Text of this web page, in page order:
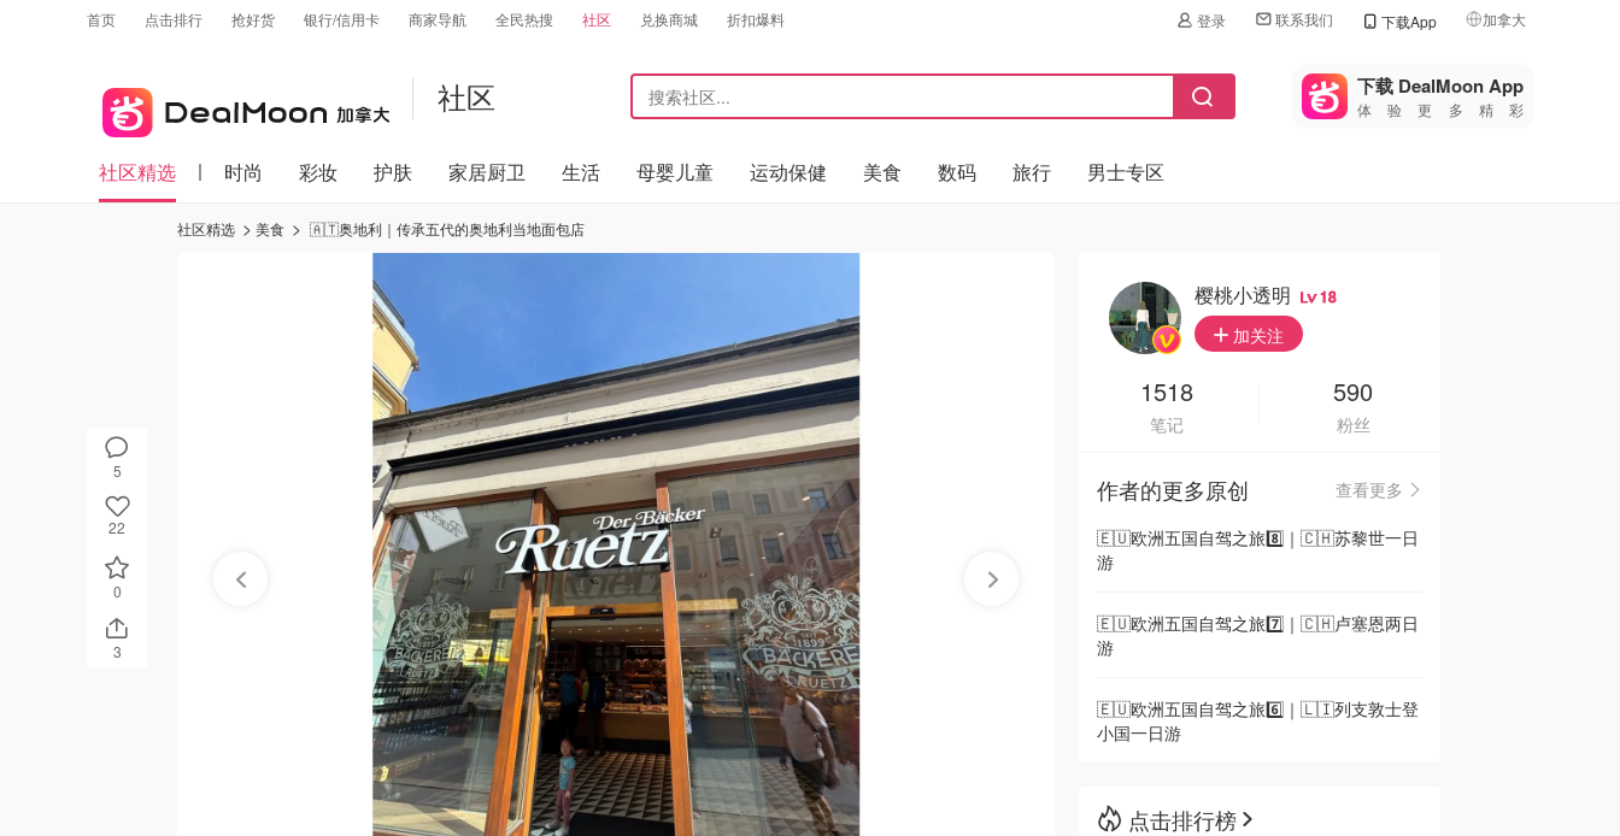
首页 点击排行 抢好货 银行/信用卡 商家导航 全民热搜 社区 兑换商城 折扣爆料 登录 联系我们 下载App 加拿大
🇺🇸
美国
🇨🇳中国
🇮🇹
🇦🇺
🇳🇿新西兰
社区 下载 DealMoon App
体验更多精彩
社区精选 时尚 彩妆 护肤 家居厨卫 生活 母婴儿童 运动保健 美食 数码 旅行 男士专区
5
22
0
3
社区精选 美食 🇦🇹奥地利｜传承五代的奥地利当地面包店
樱桃小透明 18
加关注
1518
笔记
590
粉丝
作者的更多原创
查看更多
🇪🇺欧洲五国自驾之旅8️⃣｜🇨🇭苏黎世一日
游
🇪🇺欧洲五国自驾之旅7️⃣｜🇨🇭卢塞恩两日
游
🇪🇺欧洲五国自驾之旅6️⃣｜🇱🇮列支敦士登
小国一日游
点击排行榜